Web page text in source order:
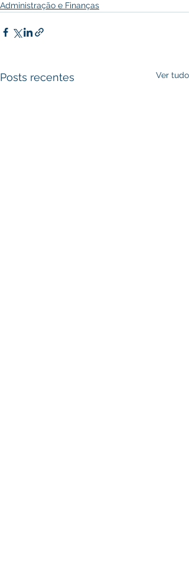
Administração e Finanças
Posts recentes Ver tudo